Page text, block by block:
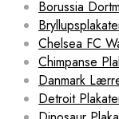
Borussia
Chelsea FC
Chimpanse
Danmark
Detroit